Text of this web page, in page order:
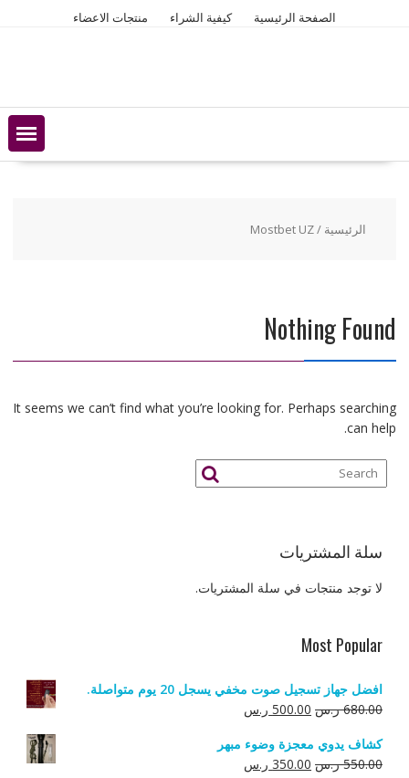
الصفحة الرئيسية كيفية الشراء منتجات الاعضاء
الرئيسية / Mostbet UZ
Nothing Found
It seems we can’t find what you’re looking for. Perhaps searching
can help.
سلة المشتريات
لا توجد منتجات في سلة المشتريات.
Most Popular
افضل جهاز تسجيل صوت مخفي يسجل 20 يوم متواصلة.
680.00 ر.س السعر
هو:
680.00 ر.س.
500.00 ر.سالسعر
هو:
500.00 ر.س.
كشاف يدوي معجزة وضوء مبهر
550.00 ر.س السعر
350.00 ر.سالسعر